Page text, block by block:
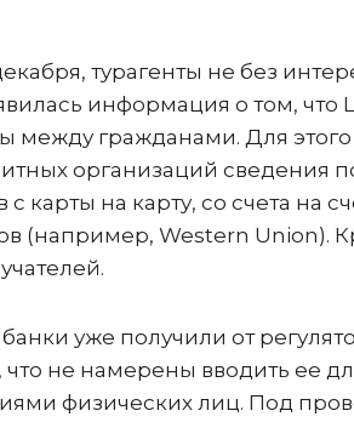
турагенты не без
информация о том, что
гражданами. Для этого
организаций сведения
карты на карту, со счета на
(например, Western Union).
уже получили от
что не намерены вводить ее
физических лиц. Под